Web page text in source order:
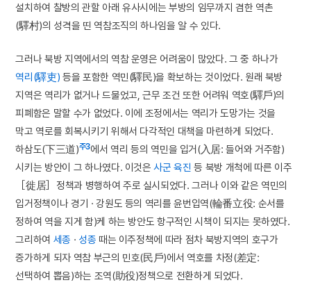
설치하여 찰방의 관할 아래 유사시에는 부방의 임무까지 겸한 역촌
(驛村)의 성격을 띤 역참조직의 하나임을 알 수 있다.
그러나 북방 지역에서의 역참 운영은 어려움이 많았다. 그 중 하나가
역리(驛吏) 등을 포함한 역민(驛民)을 확보하는 것이었다. 원래 북방
지역은 역리가 없거나 드물었고, 근무 조건 또한 어려워 역호(驛戶)의
피폐함은 말할 수가 없었다. 이에 조정에서는 역리가 도망가는 것을
막고 역로를 회복시키기 위해서 다각적인 대책을 마련하게 되었다.
하삼도(下三道)주3에서 역리 등의 역민을 입거(入居: 들어와 거주함)
시키는 방안이 그 하나였다. 이것은사군 육진 등 북방 개척에 따른 이주
［徙居］정책과 병행하여 주로 실시되었다. 그러나 이와 같은 역민의
입거정책이나 경기 · 강원도 등의 역리를 윤번입역(輪番立役: 순서를
정하여 역을 지게 함)케 하는 방안도 항구적인 시책이 되지는 못하였다.
그리하여 세종 · 성종 때는 이주정책에 따라 점차 북방지역의 호구가
증가하게 되자 역참 부근의 민호(民戶)에서 역호를 차정(差定:
선택하여 뽑음)하는 조역(助役)정책으로 전환하게 되었다.